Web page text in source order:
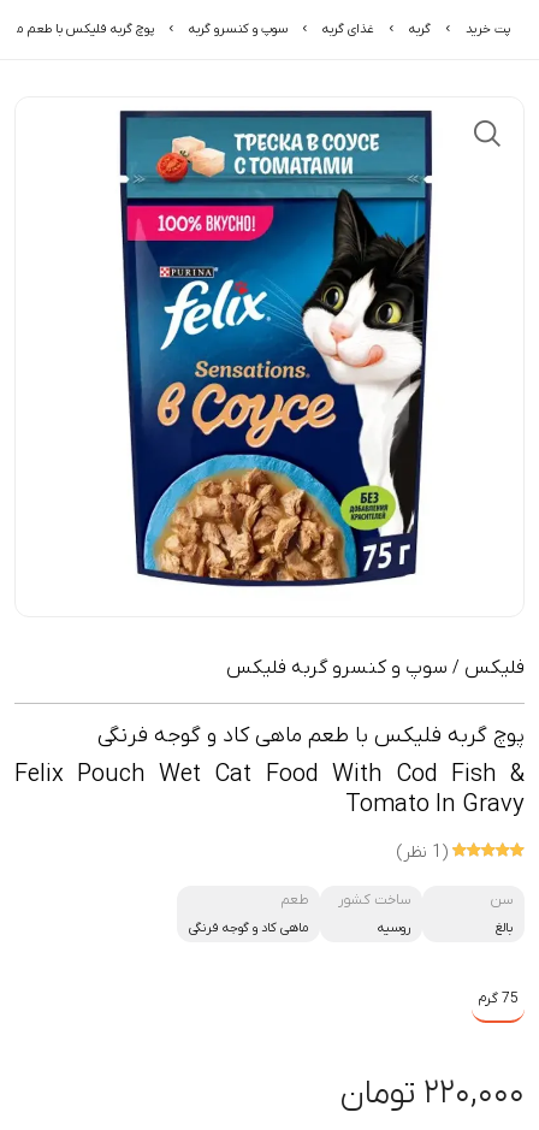
پت خرید گربه غذای گربه سوپ و کنسرو گربه پوچ گربه فلیکس با طعم
فلیکس / سوپ و کنسرو گربه فلیکس
پوچ گربه فلیکس با طعم ماهی کاد و گوجه فرنگی
Felix Pouch Wet Cat Food With Cod Fish &
Tomato In Gravy
(1 نظر)
سن
بالغ
ساخت کشور
روسیه
طعم
ماهی کاد و گوجه فرنگی
75 گرم
۲۲۰,۰۰۰ تومان